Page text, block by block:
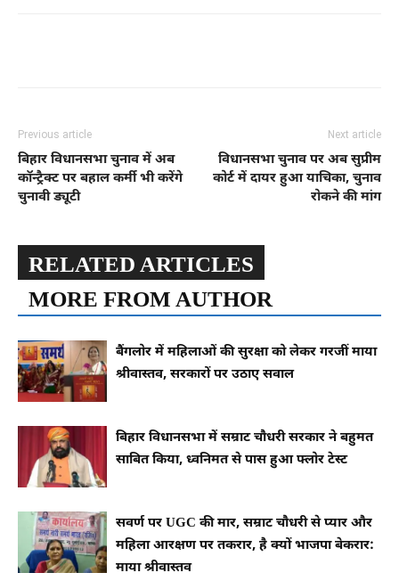
Previous article
बिहार विधानसभा चुनाव में अब
कॉन्ट्रैक्ट पर बहाल कर्मी भी करेंगे
चुनावी ड्यूटी
Next article
विधानसभा चुनाव पर अब सुप्रीम
कोर्ट में दायर हुआ याचिका, चुनाव
रोकने की मांग
RELATED ARTICLES
MORE FROM AUTHOR
बैंगलोर में महिलाओं की सुरक्षा को लेकर गरजीं माया
श्रीवास्तव, सरकारों पर उठाए सवाल
बिहार विधानसभा में सम्राट चौधरी सरकार ने बहुमत
साबित किया, ध्वनिमत से पास हुआ फ्लोर टेस्ट
सवर्ण पर UGC की मार, सम्राट चौधरी से प्यार और
महिला आरक्षण पर तकरार, है क्यों भाजपा बेकरार:
माया श्रीवास्तव